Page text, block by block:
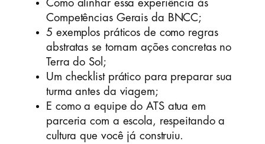
Como alinhar essa experiência às
Competências Gerais da BNCC;
5 exemplos práticos de como regras
abstratas se tornam ações concretas no
Terra do Sol;
Um checklist prático para preparar sua
turma antes da viagem;
E como a equipe do ATS atua em
parceria com a escola, respeitando a
cultura que você já construiu.